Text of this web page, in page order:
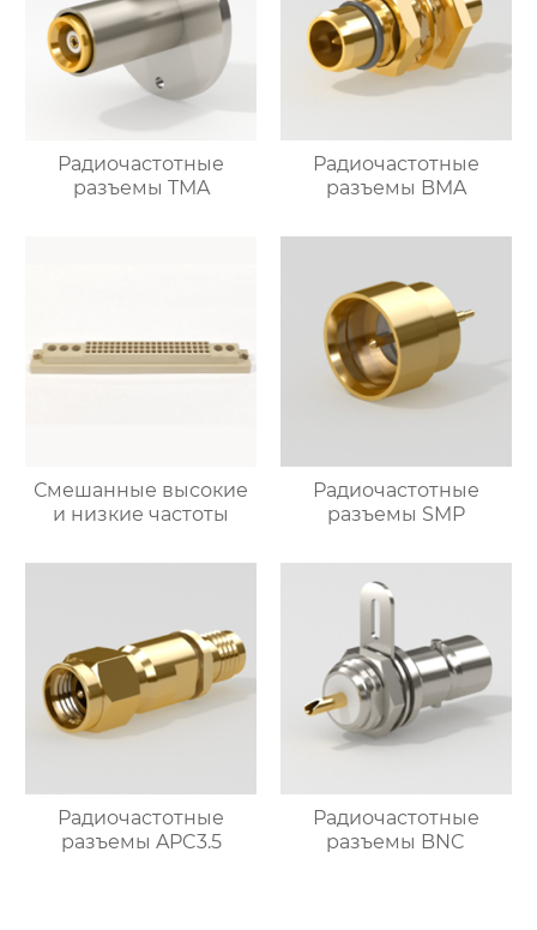
Радиочастотные
разъемы TMA
Радиочастотные
разъемы BMA
Смешанные высокие
и низкие частоты
Радиочастотные
разъемы SMP
Радиочастотные
разъемы APC3.5
Радиочастотные
разъемы BNC